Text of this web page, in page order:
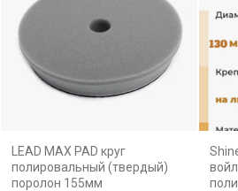
LEAD MAX PAD круг
полировальный (твердый)
поролон 155мм